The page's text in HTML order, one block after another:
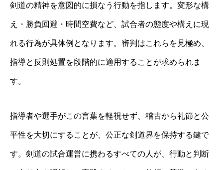
剣道の精神を意図的に損なう行動を指します。変形な構
え・勝負回避・時間空費など、試合者の態度や構えに現
れる行為が具体例となります。審判はこれらを見極め、
指導と反則処置を段階的に適用することが求められま
す。
指導者や選手がこの言葉を軽視せず、稽古から礼節と公
平性を大切にすることが、公正な剣道界を保持する鍵で
す。剣道の試合運営に携わるすべての人が、行動と判断